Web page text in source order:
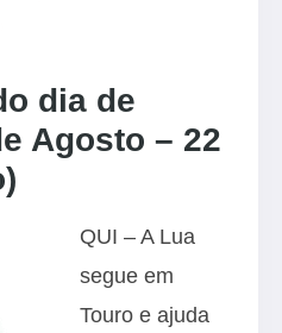
dia de
Agosto – 22
QUI – A Lua
segue em
Touro e ajuda